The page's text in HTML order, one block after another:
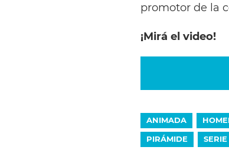
promotor de la
¡Mirá el video!
ANIMADA
PIRÁMIDE
SERIE